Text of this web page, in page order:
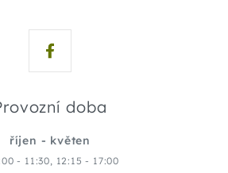
doba
říjen - květen
- 11:30, 12:15 - 17:00